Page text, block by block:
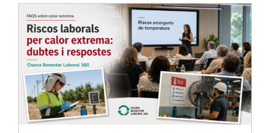
Llegir-ne més